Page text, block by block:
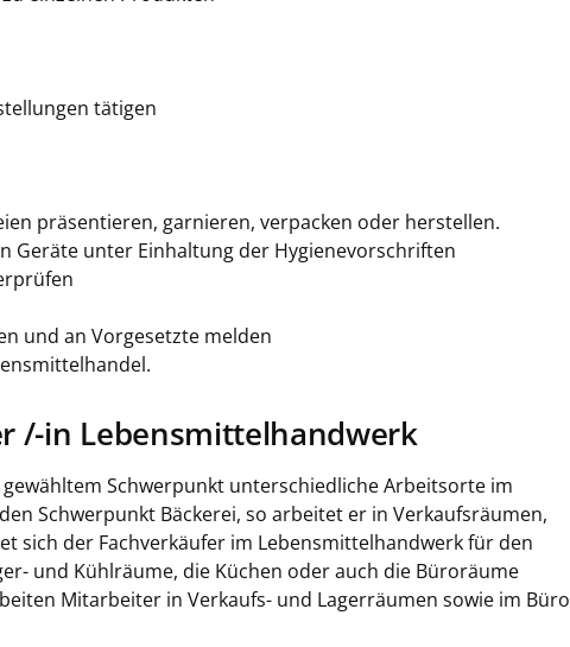
tätigen
präsentieren, garnieren, verpacken oder herstellen.
Geräte unter Einhaltung der Hygienevorschriften
und an Vorgesetzte melden
/-in Lebensmittelhandwerk
Schwerpunkt unterschiedliche Arbeitsorte im
Schwerpunkt Bäckerei, so arbeitet er in Verkaufsräumen,
sich der Fachverkäufer im Lebensmittelhandwerk für den
und Kühlräume, die Küchen oder auch die Büroräume
Mitarbeiter in Verkaufs- und Lagerräumen sowie im